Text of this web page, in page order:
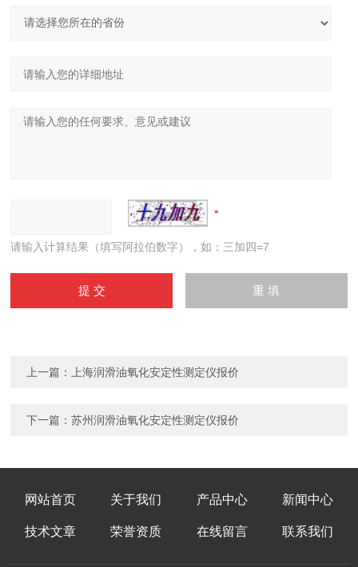
请输入计算结果（填写阿拉伯数字），如：三加四=7
上一篇： 上海润滑油氧化安定性测定仪报价
下一篇：苏州润滑油氧化安定性测定仪报价
网站首页 关于我们 产品中心 新闻中心
技术文章 荣誉资质 在线留言 联系我们